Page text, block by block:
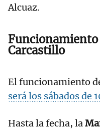
Alcuaz.
Carcastillo
El funcionamiento
será los sábados de
Hasta la fecha, la